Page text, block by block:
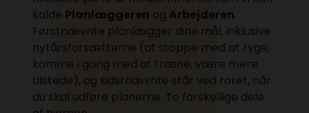
kalde Planlæggeren og Arbejderen.
Førstnævnte planlægger dine mål, inklusive
nytårsforsætterne (at stoppe med at ryge,
komme i gang med at træne, være mere
tilstede), og sidstnævnte står ved roret, når
du skal udføre planerne. To forskellige dele